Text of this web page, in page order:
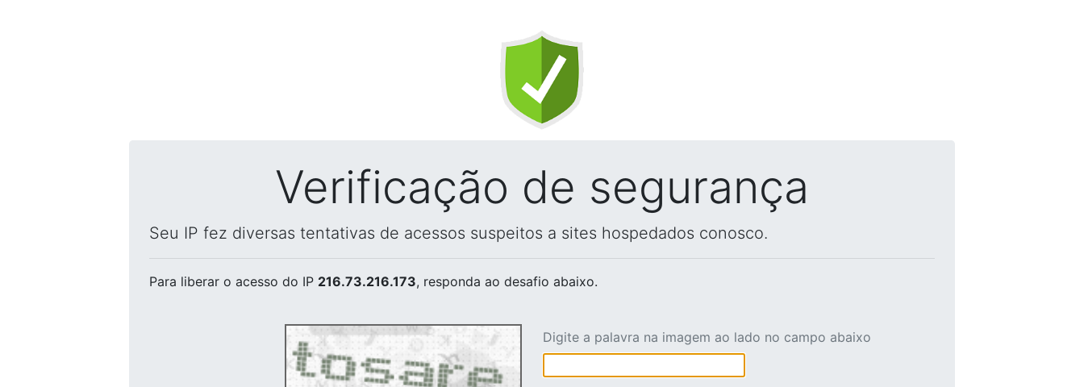
Verificação de segurança
Seu IP fez diversas tentativas de acessos suspeitos a sites hospedados conosco.
Para liberar o acesso do IP 216.73.216.173, responda ao desafio abaixo.
Digite a palavra na imagem ao lado no campo abaixo